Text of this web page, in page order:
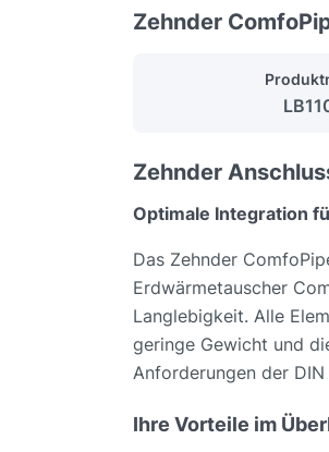
Zehnder
Zehnder
Optimale Integration
Das Zehnder
Erdwärmetauscher
Langlebigkeit. Alle
geringe Gewicht und
Anforderungen der
Ihre Vorteile im